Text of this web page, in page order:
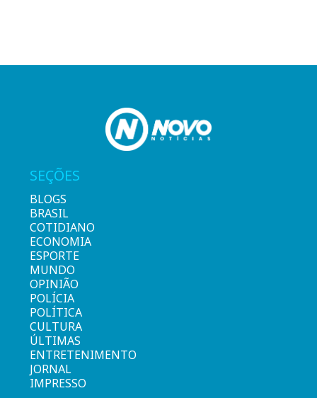
SEÇÕES
BLOGS
BRASIL
COTIDIANO
ECONOMIA
ESPORTE
MUNDO
OPINIÃO
POLÍCIA
POLÍTICA
CULTURA
ÚLTIMAS
ENTRETENIMENTO
JORNAL
IMPRESSO